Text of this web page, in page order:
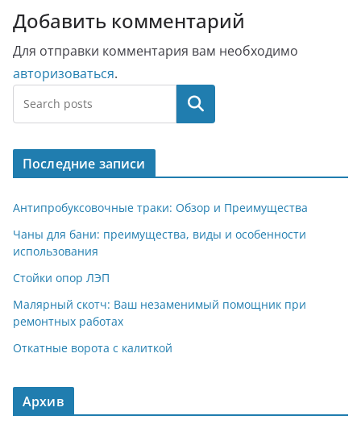
Добавить комментарий
Для отправки комментария вам необходимо
авторизоваться.
Поиск
Последние записи
Антипробуксовочные траки: Обзор и Преимущества
Чаны для бани: преимущества, виды и особенности
использования
Стойки опор ЛЭП
Малярный скотч: Ваш незаменимый помощник при
ремонтных работах
Откатные ворота с калиткой
Архив